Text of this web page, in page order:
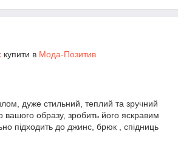
купити в Мода-Позитив
дуже стильний, теплий та зручний
вашого образу, зробить його яскравим
підходить до джинс, брюк , спідниць